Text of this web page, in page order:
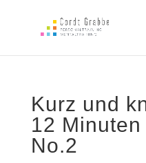
Kurz und
12
No.2